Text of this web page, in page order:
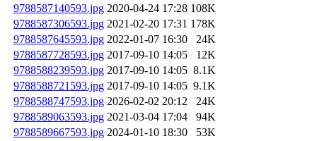
9788587140593.jpg 2020-04-24 17:28 108K
9788587306593.jpg 2021-02-20 17:31 178K
9788587645593.jpg 2022-01-07 16:30
24K
9788587728593.jpg 2017-09-10 14:05
12K
9788588239593.jpg 2017-09-10 14:05 8.1K
9788588721593.jpg 2017-09-10 14:05 9.1K
9788588747593.jpg 2026-02-02 20:12
24K
9788589063593.jpg 2021-03-04 17:04
94K
9788589667593.jpg 2024-01-10 18:30
53K